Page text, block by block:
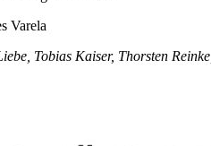
Varela
Tobias Kaiser, Thorsten Reinke,